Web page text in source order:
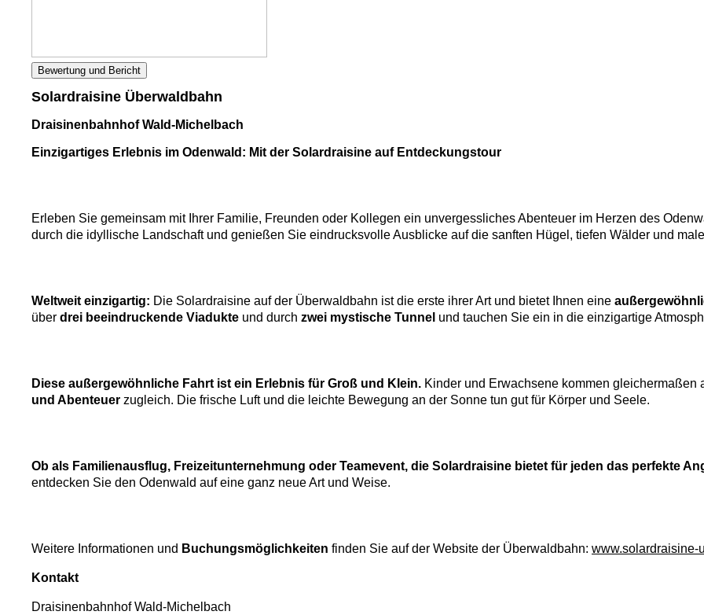
Bewertung und Bericht
Solardraisine Überwaldbahn
Draisinenbahnhof Wald-Michelbach
Einzigartiges Erlebnis im Odenwald: Mit der Solardraisine auf Entdeckungstour
Erleben Sie gemeinsam mit Ihrer Familie, Freunden oder Kollegen ein unvergessliches Abenteuer im Herzen des
durch die idyllische Landschaft und genießen Sie eindrucksvolle Ausblicke auf die sanften Hügel, tiefen Wälder und
Weltweit einzigartig: Die Solardraisine auf der Überwaldbahn ist die erste ihrer Art und bietet Ihnen eine
über drei beeindruckende Viadukte und durch zwei mystische Tunnel und tauchen Sie ein in die einzigartige
Diese außergewöhnliche Fahrt ist ein Erlebnis für Groß und Klein. Kinder und Erwachsene kommen gleichermaßen
und Abenteuer zugleich. Die frische Luft und die leichte Bewegung an der Sonne tun gut für Körper und Seele.
Ob als Familienausflug, Freizeitunternehmung oder Teamevent, die Solardraisine bietet für jeden das perfekte
entdecken Sie den Odenwald auf eine ganz neue Art und Weise.
Weitere Informationen und Buchungsmöglichkeiten finden Sie auf der Website der Überwaldbahn: www.solardraisine-
Kontakt
Draisinenbahnhof Wald-Michelbach